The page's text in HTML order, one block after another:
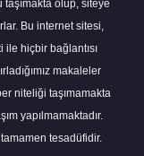
olup, siteye
Bu internet sitesi,
ile hiçbir bağlantısı
makaleler
niteliği taşımamakta
yapılmamaktadır.
tesadüfidir.